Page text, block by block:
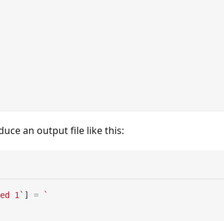
an output file like this:
1` ] =
`